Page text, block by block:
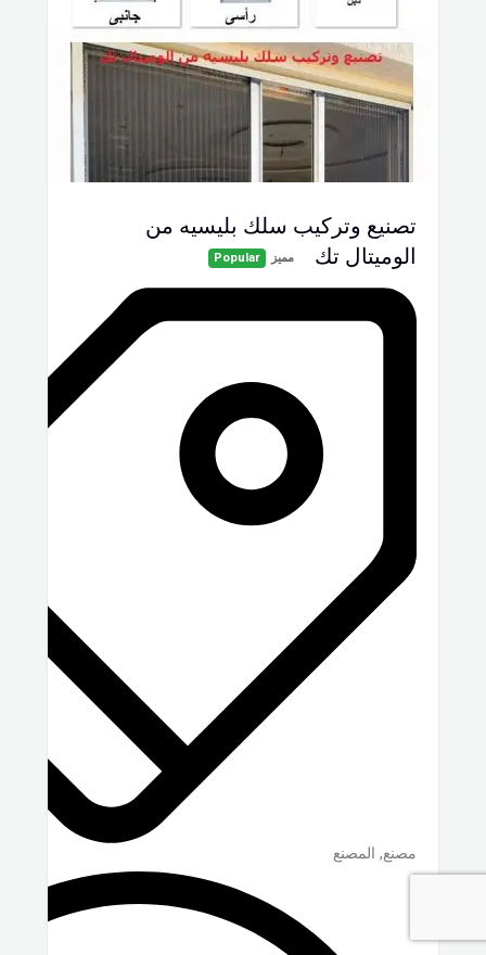
تصنيع وتركيب سلك بليسيه من
الوميتال تك
مميز Popular
مصنع, المصنع